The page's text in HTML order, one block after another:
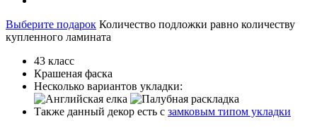
Выберите подарок Количество подложки равно количеству
купленного ламината
43 класс
Крашеная фаска
Несколько вариантов укладки:
Также данный декор есть с замковым типом укладки